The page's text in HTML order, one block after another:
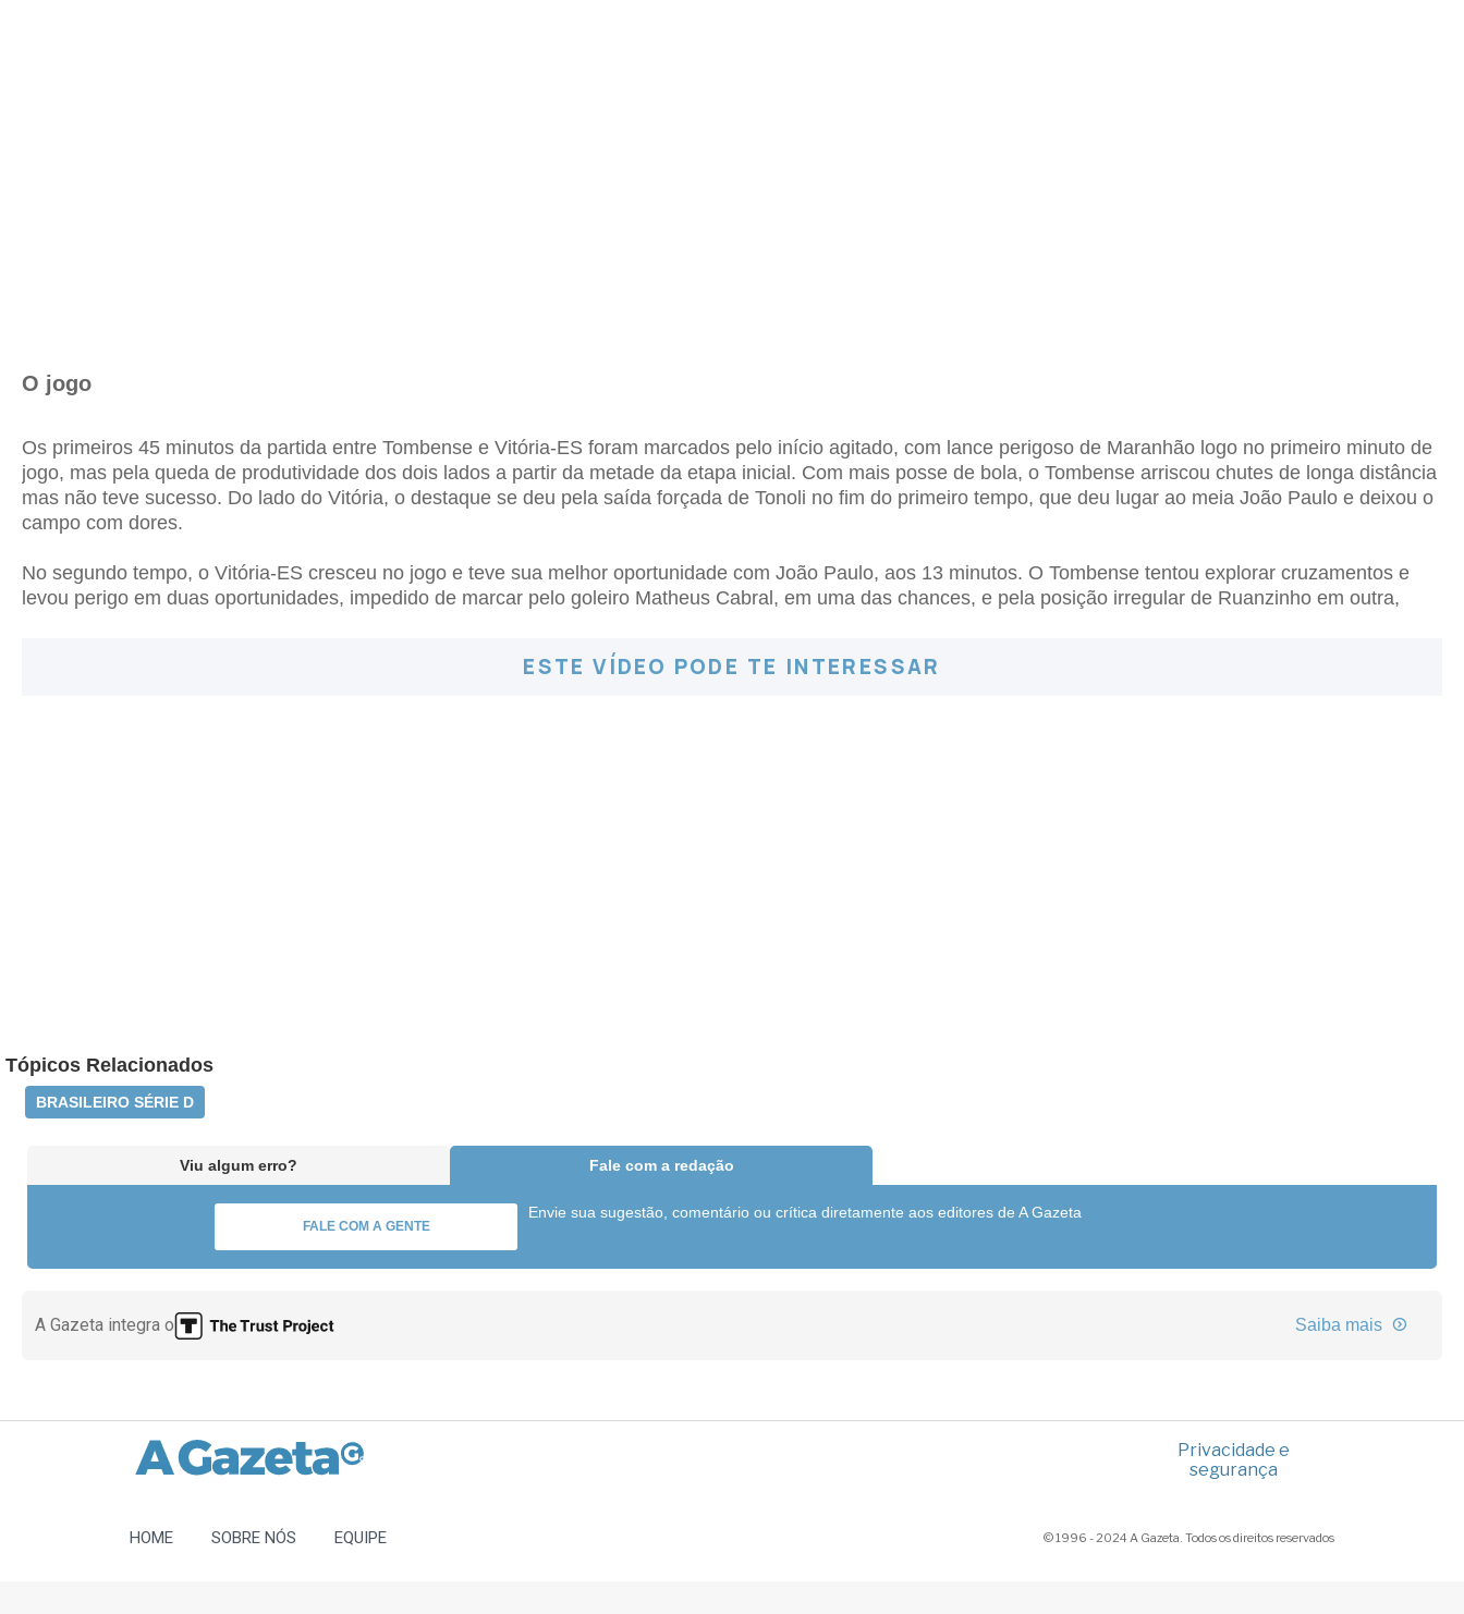
O jogo
Os primeiros 45 minutos da partida entre Tombense e Vitória-ES foram marcados pelo início agitado, com lance perigoso de Maranhão logo no primeiro minuto de
jogo, mas pela queda de produtividade dos dois lados a partir da metade da etapa inicial. Com mais posse de bola, o Tombense arriscou chutes de longa distância
mas não teve sucesso. Do lado do Vitória, o destaque se deu pela saída forçada de Tonoli no fim do primeiro tempo, que deu lugar ao meia João Paulo e deixou o
campo com dores.
No segundo tempo, o Vitória-ES cresceu no jogo e teve sua melhor oportunidade com João Paulo, aos 13 minutos. O Tombense tentou explorar cruzamentos e
levou perigo em duas oportunidades, impedido de marcar pelo goleiro Matheus Cabral, em uma das chances, e pela posição irregular de Ruanzinho em outra,
ESTE VÍDEO PODE TE INTERESSAR
Tópicos Relacionados
BRASILEIRO SÉRIE D
Viu algum erro? Fale com a redação
FALE COM A GENTE
Envie sua sugestão, comentário ou crítica diretamente aos editores de A Gazeta
A Gazeta integra o Saiba mais
Privacidade e
segurança
HOME SOBRE NÓS EQUIPE © 1996 - 2024 A Gazeta. Todos os direitos reservados